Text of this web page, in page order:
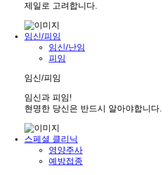
제일로 고려합니다.
임신/피임
임신/난임
피임
임신/피임
임신과 피임!
현명한 당신은 반드시 알아야합니다.
스페셜 클리닉
영양주사
예방접종